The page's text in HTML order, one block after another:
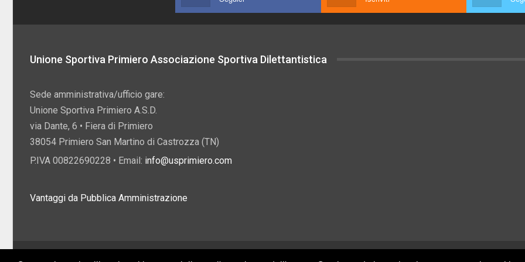
Unione Sportiva Primiero Associazione Sportiva Dilettantistica
Sede amministrativa/ufficio gare:
Unione Sportiva Primiero A.S.D.
via Dante, 6 • Fiera di Primiero
38054 Primiero San Martino di Castrozza (TN)
P.IVA 00822690228 • Email: info@usprimiero.com
Vantaggi da Pubblica Amministrazione